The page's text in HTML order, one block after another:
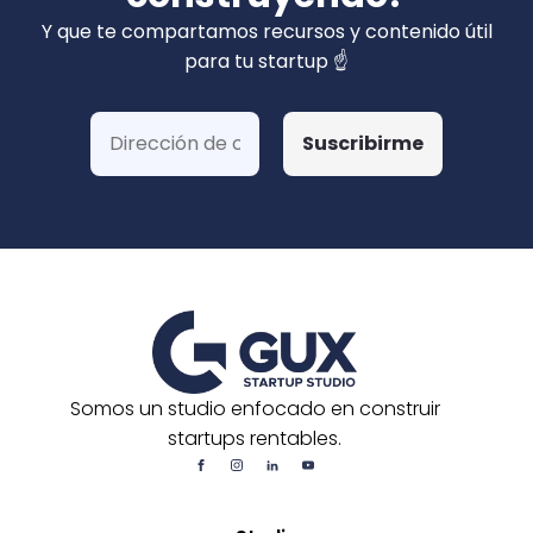
privados). Hemos ganado más de 15 fondos
de Corfo y 3 Startups Chile, además de otras
postulaciones o convocatorias.
Y que te compartamos recursos y contenido útil
para tu startup ☝️
Somos un studio enfocado en construir
startups rentables.